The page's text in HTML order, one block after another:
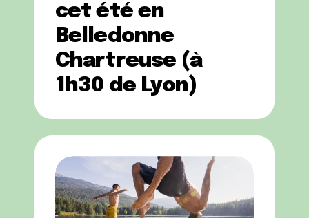
cet été en
Belledonne
Chartreuse (à
1h30 de Lyon)